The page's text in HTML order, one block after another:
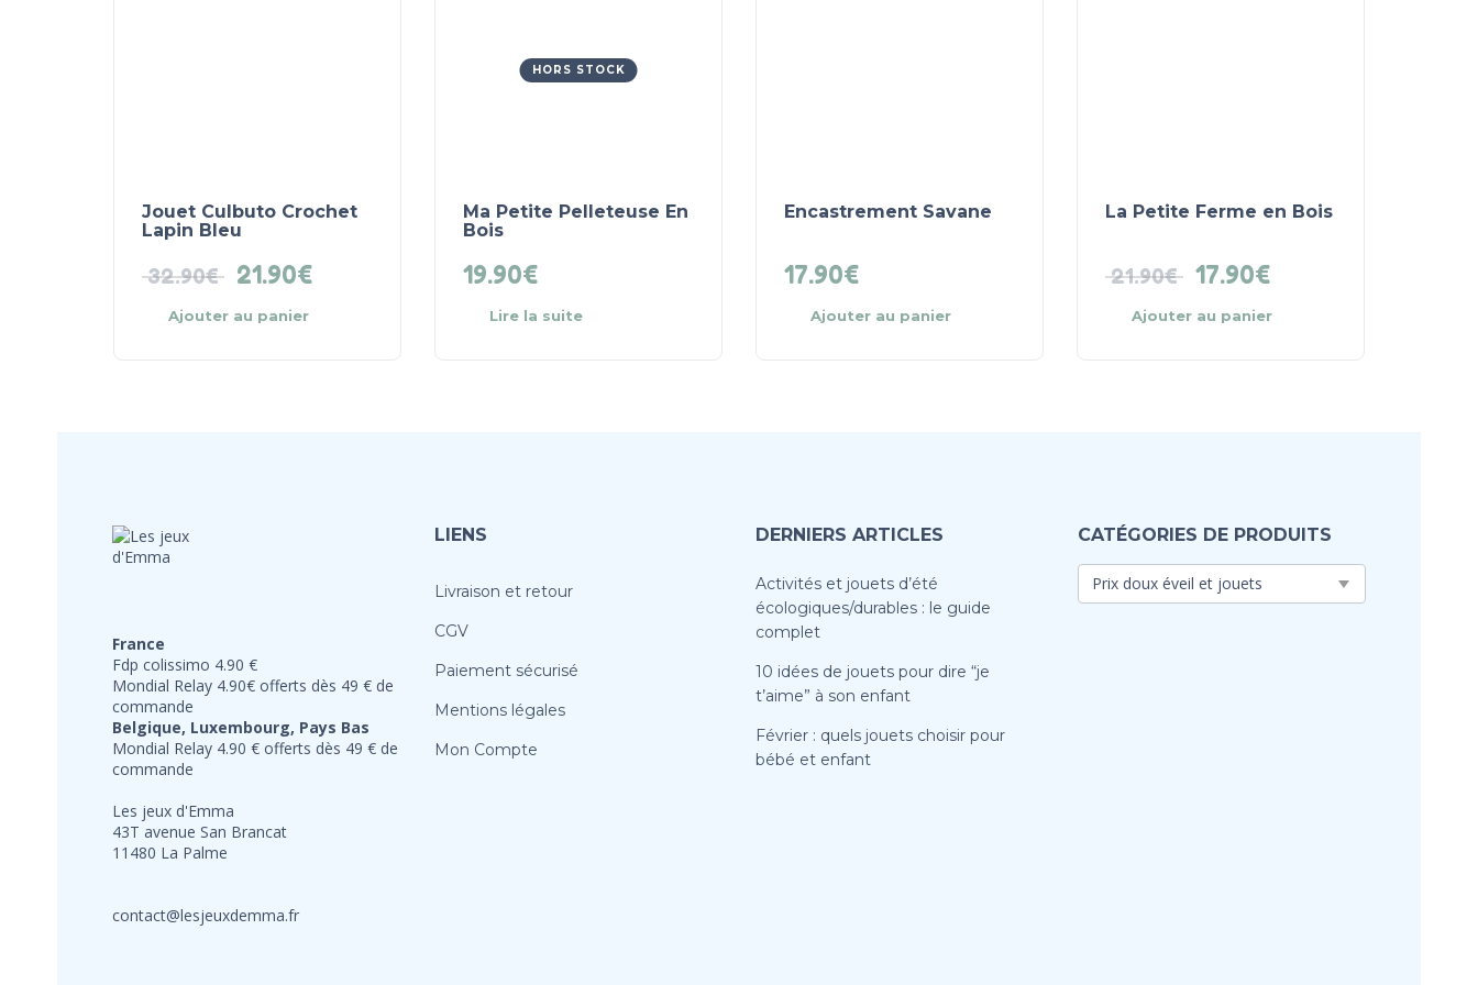
Jouet Culbuto Crochet
Lapin Bleu
32.90€ 21.90€
Ajouter au panier
HORS STOCK
Ma Petite Pelleteuse En
Bois
19.90€
Lire la suite
Encastrement Savane
17.90€
Ajouter au panier
La Petite Ferme en Bois
21.90€ 17.90€
Ajouter au panier
France
Fdp colissimo 4.90 €
Mondial Relay 4.90€ offerts dès 49 € de
commande
Belgique, Luxembourg, Pays Bas
Mondial Relay 4.90 € offerts dès 49 € de
commande
Les jeux d'Emma
43T avenue San Brancat
11480 La Palme
contact@lesjeuxdemma.fr
LIENS
Livraison et retour
CGV
Paiement sécurisé
Mentions légales
Mon Compte
DERNIERS ARTICLES
Activités et jouets d’été
écologiques/durables : le guide
complet
10 idées de jouets pour dire “je
t’aime” à son enfant
Février : quels jouets choisir pour
bébé et enfant
CATÉGORIES DE PRODUITS